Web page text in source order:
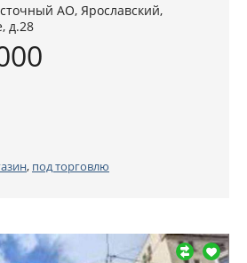
АО, Ярославский,
д.28
, под торговлю